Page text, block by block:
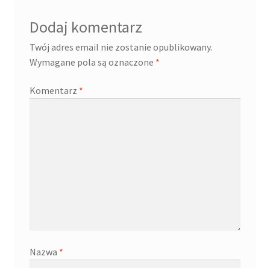
Dodaj komentarz
Twój adres email nie zostanie opublikowany.
Wymagane pola są oznaczone *
Komentarz *
Nazwa *